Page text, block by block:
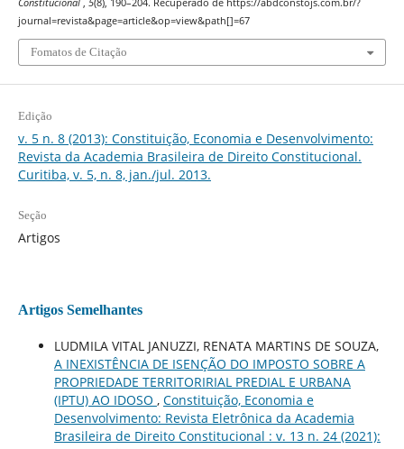
Constitucional , 5(8), 190–204. Recuperado de https://abdconstojs.com.br/?
journal=revista&page=article&op=view&path[]=67
Fomatos de Citação
Edição
v. 5 n. 8 (2013): Constituição, Economia e Desenvolvimento:
Revista da Academia Brasileira de Direito Constitucional.
Curitiba, v. 5, n. 8, jan./jul. 2013.
Seção
Artigos
Artigos Semelhantes
LUDMILA VITAL JANUZZI, RENATA MARTINS DE SOUZA,
A INEXISTÊNCIA DE ISENÇÃO DO IMPOSTO SOBRE A
PROPRIEDADE TERRITORIRIAL PREDIAL E URBANA
(IPTU) AO IDOSO , Constituição, Economia e
Desenvolvimento: Revista Eletrônica da Academia
Brasileira de Direito Constitucional : v. 13 n. 24 (2021):